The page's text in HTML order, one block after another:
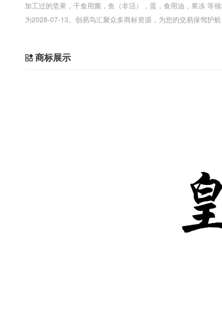
加工过的坚果，干食用菌，鱼（非活），蛋，食用油，果冻 等
为2028-07-13。创易鸟汇聚众多商标资源，为您的交易保驾护
商标展示